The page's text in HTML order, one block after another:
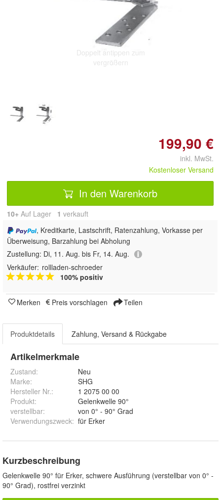
Doppelt antippen zum
vergrößern
199,90 €
inkl. MwSt.
Kostenloser Versand
In den Warenkorb
10+ Auf Lager 1 verkauft
, Kreditkarte, Lastschrift, Ratenzahlung, Vorkasse per
Überweisung, Barzahlung bei Abholung
Zustellung: Di, 11. Aug. bis Fr, 14. Aug.
Verkäufer: rollladen-schroeder
100% positiv
Merken Preis vorschlagen Teilen
Produktdetails Zahlung, Versand & Rückgabe
Artikelmerkmale
Zustand:
Neu
Marke:
SHG
Hersteller Nr.:
1 2075 00 00
Produkt:
Gelenkwelle 90°
verstellbar:
von 0° - 90° Grad
Verwendungszweck: für Erker
Kurzbeschreibung
Gelenkwelle 90° für Erker, schwere Ausführung (verstellbar von 0° -
90° Grad), rostfrei verzinkt